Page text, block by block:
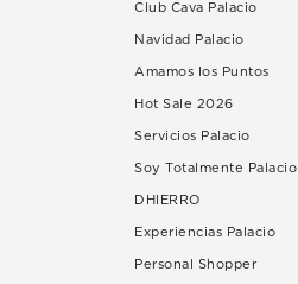
Club Cava Palacio
Navidad Palacio
Amamos los Puntos
Hot Sale 2026
Servicios Palacio
Soy Totalmente Palacio
DHIERRO
Experiencias Palacio
Personal Shopper